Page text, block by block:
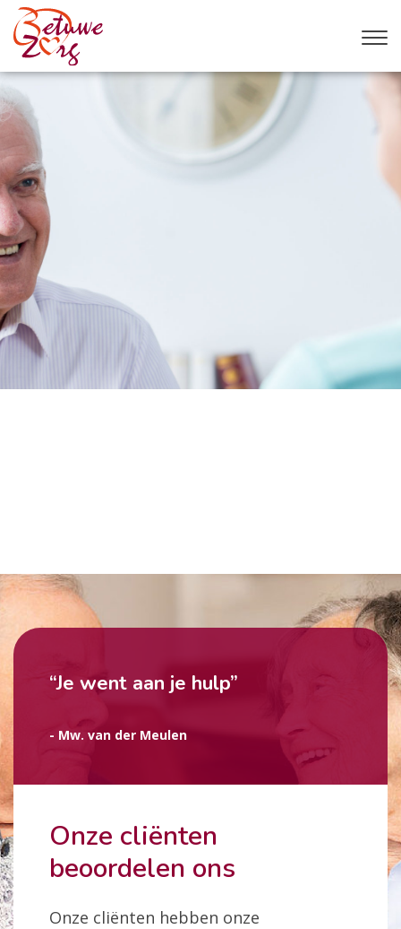
Onze cliënten
beoordelen ons
Onze cliënten hebben onze
“Je went aan je hulp”
- Mw. van der Meulen